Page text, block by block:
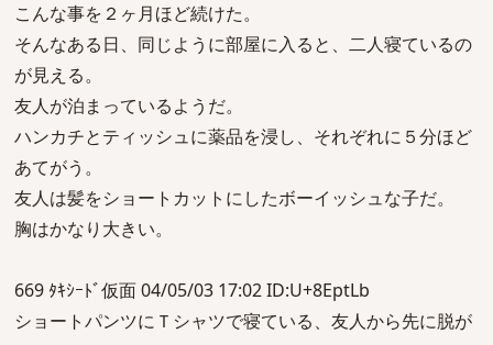
こんな事を２ヶ月ほど続けた。
そんなある日、同じように部屋に入ると、二人寝ているの
が見える。
友人が泊まっているようだ。
ハンカチとティッシュに薬品を浸し、それぞれに５分ほど
あてがう。
友人は髪をショートカットにしたボーイッシュな子だ。
胸はかなり大きい。
669 ﾀｷｼｰﾄﾞ仮面 04/05/03 17:02 ID:U+8EptLb
ショートパンツにＴシャツで寝ている、友人から先に脱が